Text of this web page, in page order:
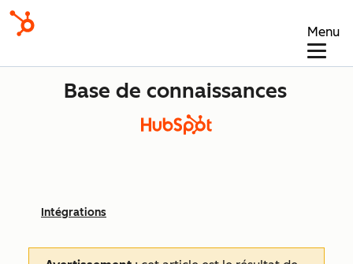
Menu
Base de connaissances
Intégrations